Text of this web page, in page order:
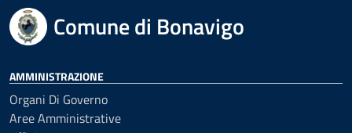
Comune di Bonavigo
AMMINISTRAZIONE
Organi Di Governo
Aree Amministrative